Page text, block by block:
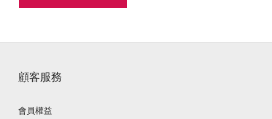
顧客服務
會員權益